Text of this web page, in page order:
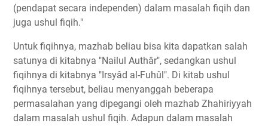
(pendapat secara independen) dalam masalah fiqih dan
juga ushul fiqih."
Untuk fiqihnya, mazhab beliau bisa kita dapatkan salah
satunya di kitabnya "Nailul Authâr", sedangkan ushul
fiqihnya di kitabnya "Irsyâd al-Fuhûl". Di kitab ushul
fiqihnya tersebut, beliau menyanggah beberapa
permasalahan yang dipegangi oleh mazhab Zhahiriyyah
dalam masalah ushul fiqih. Adapun dalam masalah